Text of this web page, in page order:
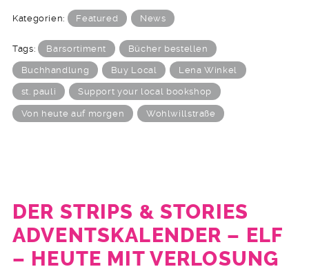
Kategorien: Featured News
Tags: Barsortiment Bücher bestellen
Buchhandlung Buy Local Lena Winkel
st. pauli Support your local bookshop
Von heute auf morgen Wohlwillstraße
DER STRIPS & STORIES
ADVENTSKALENDER – ELF
– HEUTE MIT VERLOSUNG